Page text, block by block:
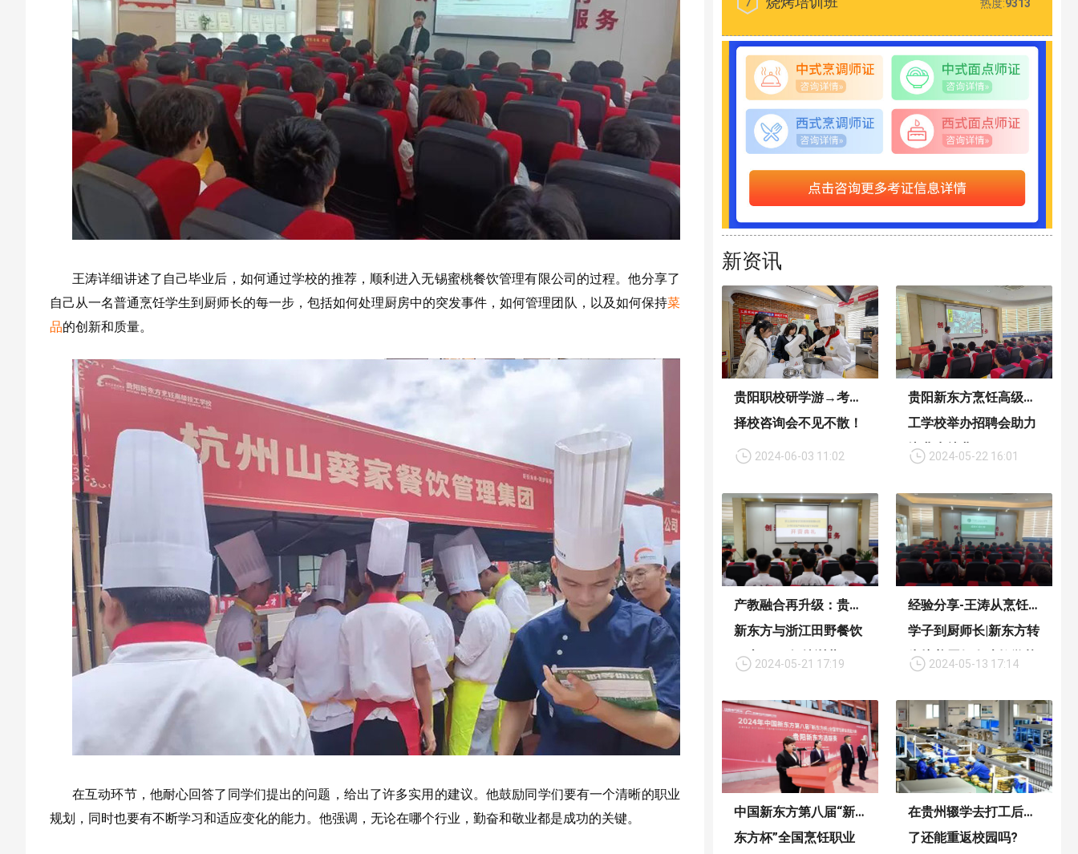
王涛详细讲述了自己毕业后，如何通过学校的推荐，顺利进入无锡蜜桃餐饮管理有限公司的过程。他分享了
自己从一名普通烹饪学生到厨师长的每一步，包括如何处理厨房中的突发事件，如何管理团队，以及如何保持菜
品的创新和质量。
在互动环节，他耐心回答了同学们提出的问题，给出了许多实用的建议。他鼓励同学们要有一个清晰的职业
规划，同时也要有不断学习和适应变化的能力。他强调，无论在哪个行业，勤奋和敬业都是成功的关键。
热度:9313
新资讯
贵阳职校研学游→考前
择校咨询会不见不散！
2024-06-03 11:02
贵阳新东方烹饪高级技
工学校举办招聘会助力
毕业生就业
2024-05-22 16:01
产教融合再升级：贵阳
新东方与浙江田野餐饮
开启2024年特训营
2024-05-21 17:19
经验分享-王涛从烹饪
学子到厨师长|新东方转
为培养厨师人才教学基
2024-05-13 17:14
中国新东方第八届“新
东方杯”全国烹饪职业
在贵州辍学去打工后悔
了还能重返校园吗?